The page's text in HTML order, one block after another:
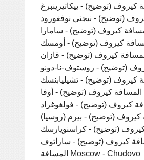
كيروف (توضيح) - ييكاتيرينبرغ
(توضيح) - نيجني نوفغورود
كيروف (توضيح) - سامارا
كيروف (توضيح) - أومسك
كيروف (توضيح) - قازان
(توضيح) - روستوف-نا-دونو
كيروف (توضيح) - تشيليابنسك
المسافة كيروف (توضيح) - أوفا
كيروف (توضيح) - فولغوغراد
كيروف (توضيح) - بيرم (روسيا)
(توضيح) - كراسنويارسك
كيروف (توضيح) - ساراتوف
المسافة Moscow - Chudovo